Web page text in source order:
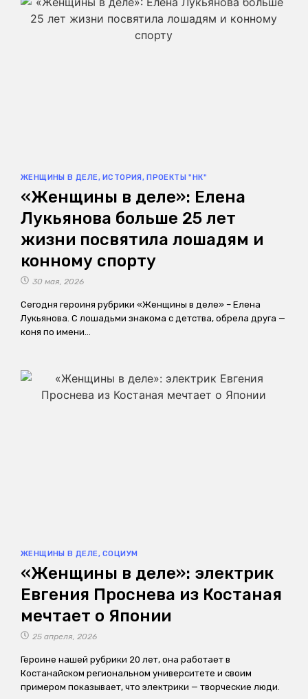
ЖЕНЩИНЫ В ДЕЛЕ, ИСТОРИЯ, ПРОЕКТЫ "НК"
«Женщины в деле»: Елена
Лукьянова больше 25 лет
жизни посвятила лошадям и
конному спорту
30 мая, 2026
Сегодня героиня рубрики «Женщины в деле» – Елена
Лукьянова. С лошадьми знакома с детства, обрела друга —
коня по имени…
ЖЕНЩИНЫ В ДЕЛЕ, СОЦИУМ
«Женщины в деле»: электрик
Евгения Проснева из Костаная
мечтает о Японии
25 апреля, 2026
Героине нашей рубрики 20 лет, она работает в
Костанайском региональном университете и своим
примером показывает, что электрики — творческие люди.